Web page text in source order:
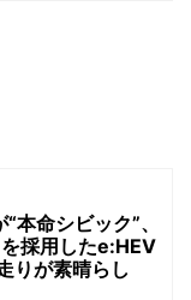
本命シビック”、
採用したe:HEV
りが素晴らし